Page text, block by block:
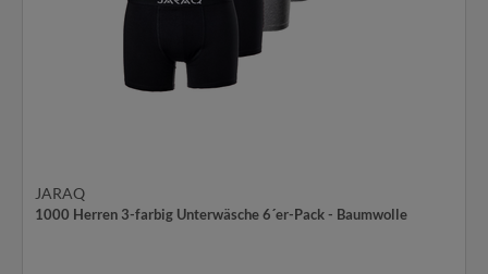
JARAQ
1000 Herren 3-farbig Unterwäsche 6´er-Pack - Baumwolle